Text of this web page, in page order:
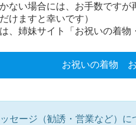
ない場合には、お手数です
けますと幸いです）
、姉妹サイト「お祝いの着物
お祝いの着物
セージ（勧誘・営業など）